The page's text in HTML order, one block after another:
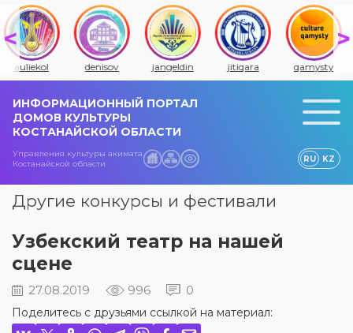
auliekol denisov jangeldin jitiqara qamysty
ИНФОРМАЦИОННЫЙ ПОРТАЛ
ДОМОВ КУЛЬТУРЫ
КОСТАНАЙСКОЙ ОБЛАСТИ
Управления культуры акимата
Костанайской области
RU KZ
Другие конкурсы и фестивали
Узбекский театр на нашей
сцене
27.08.2019 996 0
Поделитесь с друзьями ссылкой на материал: